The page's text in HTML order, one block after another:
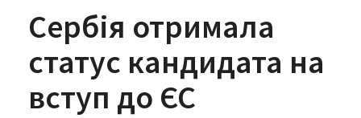
Сербія отримала
статус кандидата на
вступ до ЄС